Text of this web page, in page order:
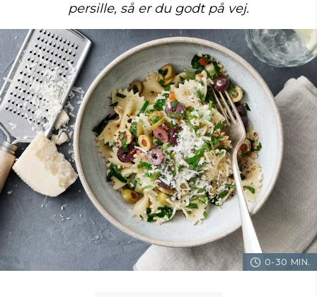
persille, så er du godt på vej.
0-30 MIN.